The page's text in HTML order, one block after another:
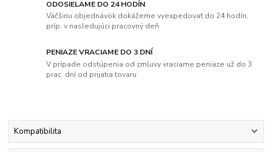
ODOSIELAME DO 24 HODÍN
Väčšinu objednávok dokážeme vyexpedovať do 24 hodín,
príp. v nasledujúci pracovný deň
PENIAZE VRACIAME DO 3 DNÍ
V prípade odstúpenia od zmluvy vraciame peniaze už do 3
prac. dní od prijatia tovaru
Kompatibilita